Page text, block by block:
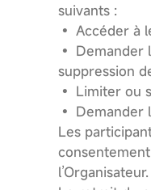
suivants :
• Accéder à
• Demander
suppression
• Limiter ou
• Demander
Les
l’Organisateur.